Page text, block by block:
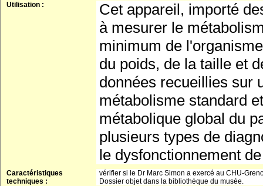
Utilisation :
Cet appareil, importé
à mesurer le
minimum de
du poids, de la taille et
données recueillies sur
métabolisme standard
métabolique global du
plusieurs types de
le dysfonctionnement
Caractéristiques
techniques :
vérifier si le Dr Marc Simon a exercé au CHU-
Dossier objet dans la bibliothèque du musée.